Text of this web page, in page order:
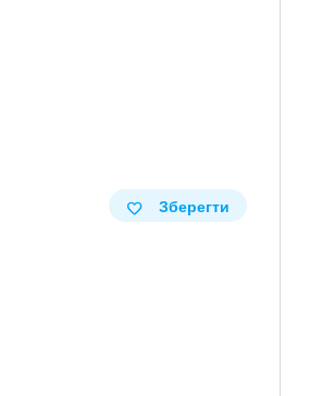
Зберегти